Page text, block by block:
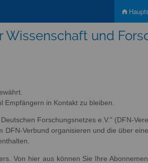
und
in Kontakt zu bleiben.
Forschungsnetzes e.V." (DFN-
Verbund organisieren und die über
Von hier aus können Sie Ihre